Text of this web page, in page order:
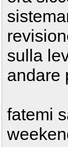
sulla
andare
fatemi